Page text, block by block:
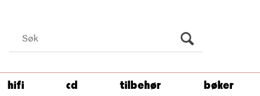
hifi cd tilbehør bøker